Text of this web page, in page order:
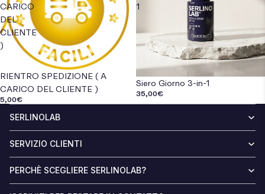
CARICO
DEL
CLIENTE
)
RIENTRO SPEDIZIONE ( A
CARICO DEL CLIENTE )
5,00€
1
Siero Giorno 3-in-1
35,00€
SERLINOLAB
SERVIZIO CLIENTI
PERCHÈ SCEGLIERE SERLINOLAB?